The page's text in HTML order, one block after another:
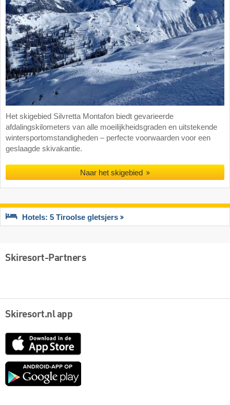
Het skigebied Silvretta Montafon biedt gevarieerde
afdalingskilometers van alle moeilijkheidsgraden en uitstekende
wintersportomstandigheden – perfecte voorwaarden voor een
geslaagde skivakantie.
Naar het skigebied
Hotels: 5 Tiroolse gletsjers
Skiresort-Partners
Skiresort.nl app
App
Google